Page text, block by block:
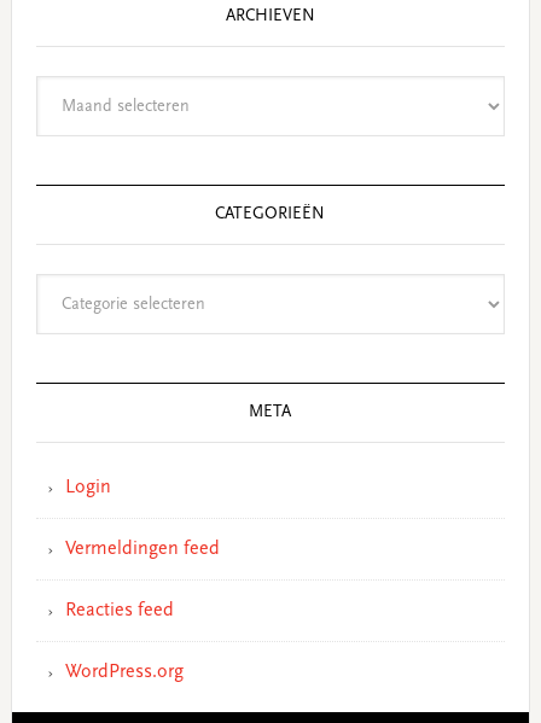
ARCHIEVEN
CATEGORIEËN
META
Login
Vermeldingen feed
Reacties feed
WordPress.org